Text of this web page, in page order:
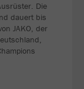
Die
dauert bis
JAKO, der